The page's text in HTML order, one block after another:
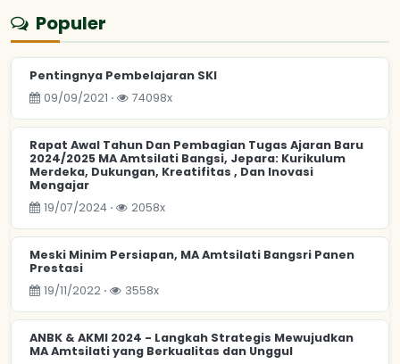
Populer
Pentingnya Pembelajaran SKI
09/09/2021 ⋅
74098x
Rapat Awal Tahun Dan Pembagian Tugas Ajaran Baru
2024/2025 MA Amtsilati Bangsi, Jepara: Kurikulum
Merdeka, Dukungan, Kreatifitas , Dan Inovasi
Mengajar
19/07/2024 ⋅
2058x
Meski Minim Persiapan, MA Amtsilati Bangsri Panen
Prestasi
19/11/2022 ⋅
3558x
ANBK & AKMI 2024 - Langkah Strategis Mewujudkan
MA Amtsilati yang Berkualitas dan Unggul